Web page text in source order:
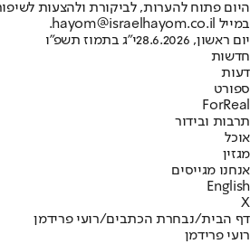
היום פתוח להערות, לביקורת ולהצעות
במייל hayom@israelhayom.co.il.
יום ראשון, 28.6.2026
י"ג בתמוז תשפ"ו
חדשות
דעות
ספורט
ForReal
תרבות ובידור
אוכל
מגזין
אנחנו מגייסים
English
X
דף הבית/נבחרת הכתבים/רועי פרידמן
רועי פרידמן